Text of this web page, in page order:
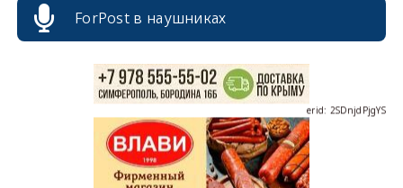
ForPost в наушниках
erid: 2SDnjdPjgYS